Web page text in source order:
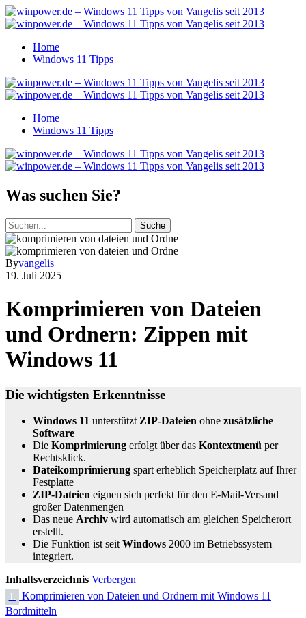
Home
Windows 11 Tipps
Home
Windows 11 Tipps
Was suchen Sie?
Suche
Byvangelis
19. Juli 2025
Komprimieren von Dateien
und Ordnern: Zippen mit
Windows 11
Die wichtigsten Erkenntnisse
Windows 11 unterstütztZIP-Dateien ohne zusätzliche
Software
Die Komprimierung erfolgt über das Kontextmenü per
Rechtsklick.
Dateikomprimierung spart erheblich Speicherplatz auf Ihrer
Festplatte
ZIP-Dateien eignen sich perfekt für den E-Mail-Versand
großer Datenmengen
Das neue Archiv wird automatisch am gleichen Speicherort
erstellt.
Die Funktion ist seitWindows 2000 im Betriebssystem
integriert.
Inhaltsverzeichnis Verbergen
1.
Komprimieren von Dateien und Ordnern mit Windows 11
Bordmitteln